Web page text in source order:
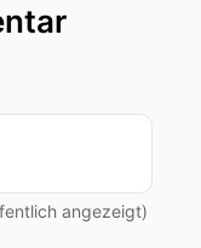
angezeigt)